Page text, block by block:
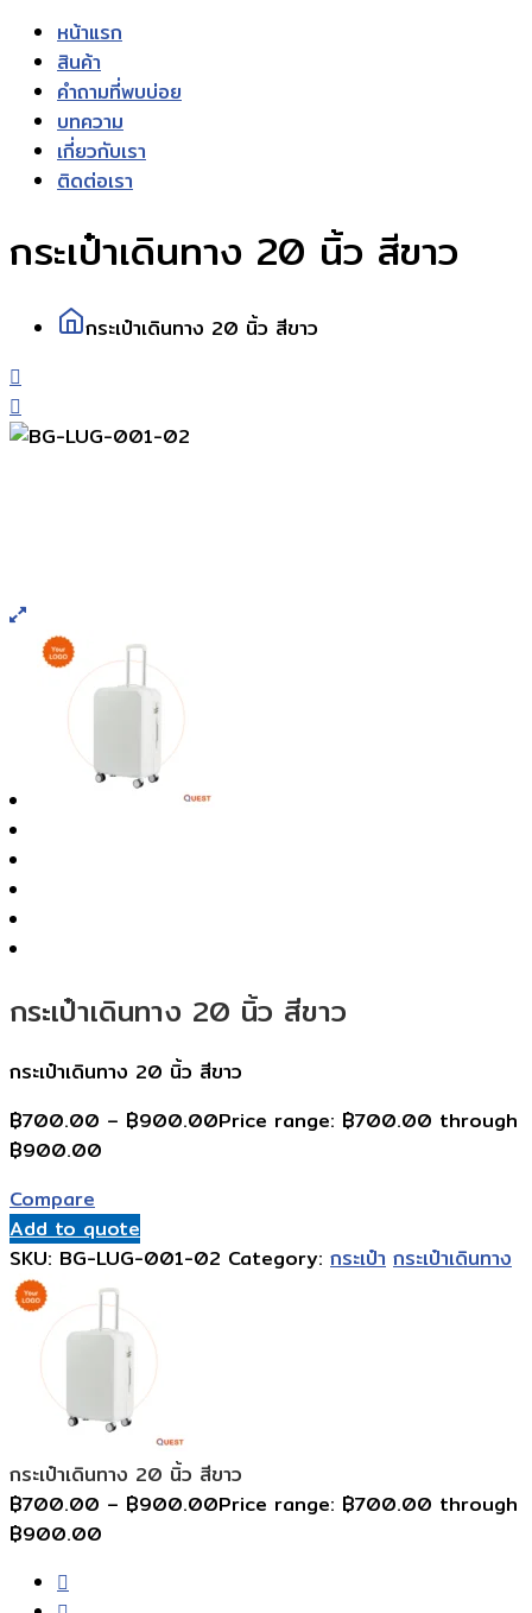
หน้าแรก
สินค้า
คำถามที่พบบ่อย
บทความ
เกี่ยวกับเรา
ติดต่อเรา
กระเป๋าเดินทาง 20 นิ้ว สีขาว
กระเป๋าเดินทาง 20 นิ้ว สีขาว
กระเป๋าเดินทาง 20 นิ้ว สีขาว
กระเป๋าเดินทาง 20 นิ้ว สีขาว
฿700.00 – ฿900.00Price range: ฿700.00 through
฿900.00
Compare
Add to quote
SKU: BG-LUG-001-02 Category: กระเป๋า กระเป๋าเดินทาง
กระเป๋าเดินทาง 20 นิ้ว สีขาว
฿700.00 – ฿900.00Price range: ฿700.00 through
฿900.00